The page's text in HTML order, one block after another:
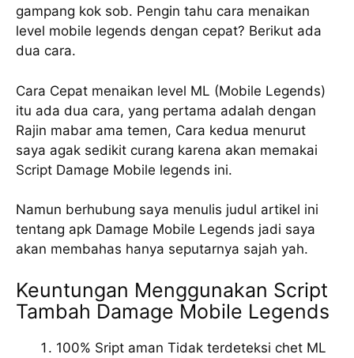
gampang kok sob. Pengin tahu cara menaikan
level mobile legends dengan cepat? Berikut ada
dua cara.
Cara Cepat menaikan level ML (Mobile Legends)
itu ada dua cara, yang pertama adalah dengan
Rajin mabar ama temen, Cara kedua menurut
saya agak sedikit curang karena akan memakai
Script Damage Mobile legends ini.
Namun berhubung saya menulis judul artikel ini
tentang apk Damage Mobile Legends jadi saya
akan membahas hanya seputarnya sajah yah.
Keuntungan Menggunakan Script
Tambah Damage Mobile Legends
100% Sript aman Tidak terdeteksi chet ML